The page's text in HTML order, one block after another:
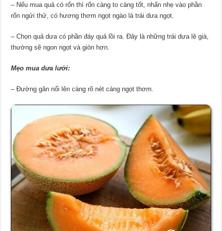
– Nếu mua quả có rốn thì rốn càng to càng tốt, nhấn nhẹ vào phần
rốn ngửi thử, có hương thơm ngọt ngào là trái dưa ngọt.
– Chọn quả dưa có phần đáy quả lồi ra. Đây là những trái dưa lê già,
thường sẽ ngon ngọt và giòn hơn.
Mẹo mua dưa lưới:
– Đường gân nổi lên càng rõ nét càng ngọt thơm.